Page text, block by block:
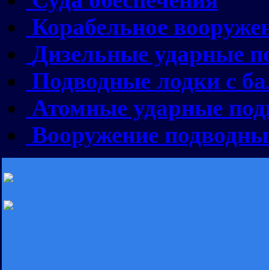
Корабельное
Дизельные ударные
Подводные лодки с
Атомные ударные
Вооружение